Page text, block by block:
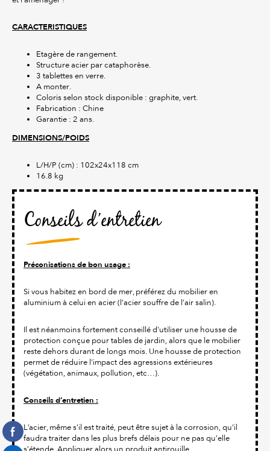
CARACTERISTIQUES
Etagère de rangement.
Structure acier par cataphorèse.
3 tablettes en verre.
A monter.
Coloris selon stock disponible : graphite, vert.
Fabrication : Chine
Garantie : 2 ans.
DIMENSIONS/POIDS
L/H/P (cm) : 102x24x118 cm
16.8 kg
Conseils d’entretien
Préconisations de bon usage :
Si vous habitez en bord de mer, préférez du mobilier en
aluminium à celui en acier (l’acier souffre de l’air salin).
Il est néanmoins fortement conseillé d'utiliser une housse de
protection conçue pour tables de jardin, alors que le mobilier
reste dehors durant de longs mois. Une housse de protection
permet de réduire l'impact des agressions extérieures
(végétation, animaux, pollution, etc…).
Conseils d’entretien :
L’acier, même s’il est traité, peut être sujet à la corrosion, qu’il
faudra traiter dans les plus brefs délais pour ne pas qu’elle
s’étende. Appliquer alors un produit antirouille.